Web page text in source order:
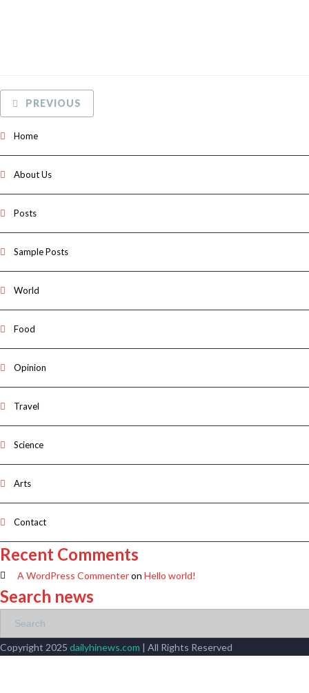
PREVIOUS
Home
About Us
Posts
Sample Posts
World
Food
Opinion
Travel
Science
Arts
Contact
Recent Comments
A WordPress Commenteron Hello world!
Search news
Copyright 2025 dailyhinews.com | All Rights Reserved